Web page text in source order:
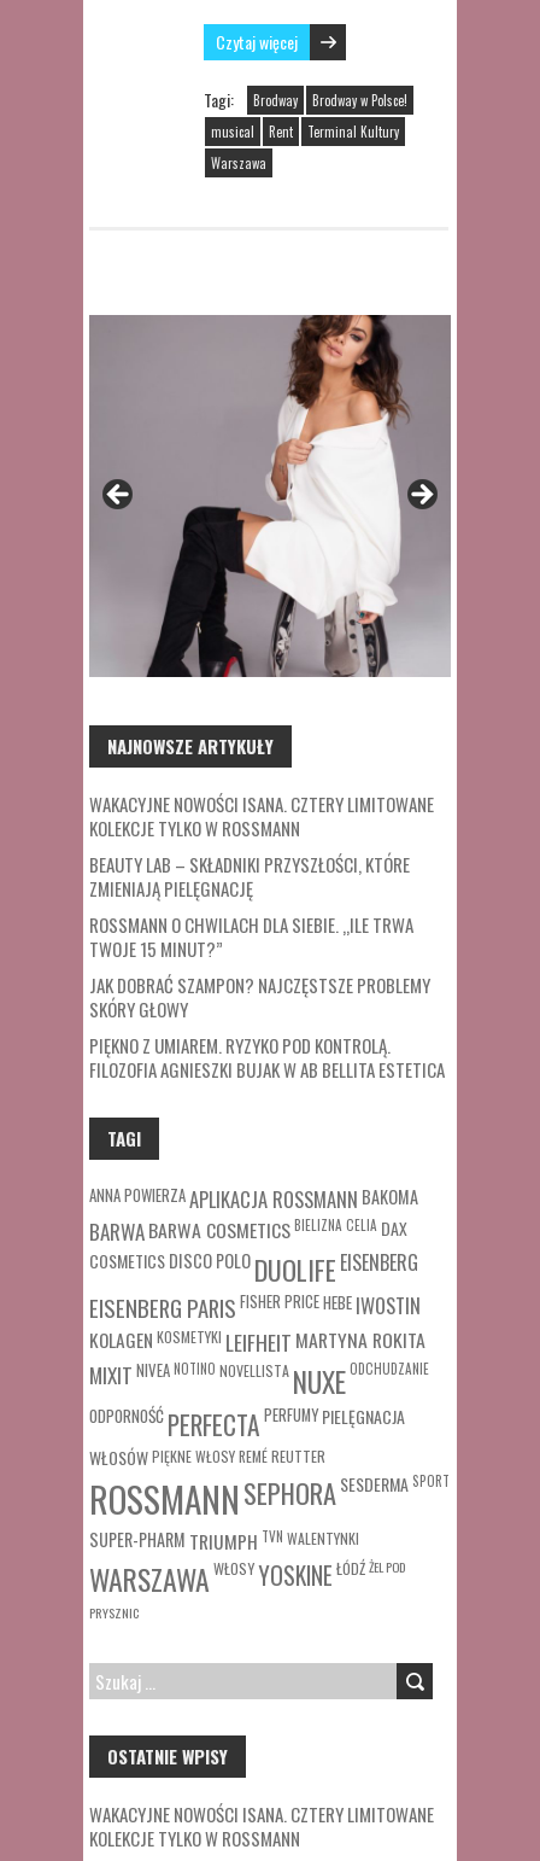
Czytaj więcej
Tagi: Brodway
Brodway w Polsce!
musical
Rent
Terminal Kultury
Warszawa
NAJNOWSZE ARTYKUŁY
WAKACYJNE NOWOŚCI ISANA. CZTERY LIMITOWANE
KOLEKCJE TYLKO W ROSSMANN
BEAUTY LAB – SKŁADNIKI PRZYSZŁOŚCI, KTÓRE
ZMIENIAJĄ PIELĘGNACJĘ
ROSSMANN O CHWILACH DLA SIEBIE. „ILE TRWA
TWOJE 15 MINUT?”
JAK DOBRAĆ SZAMPON? NAJCZĘSTSZE PROBLEMY
SKÓRY GŁOWY
PIĘKNO Z UMIAREM. RYZYKO POD KONTROLĄ.
FILOZOFIA AGNIESZKI BUJAK W AB BELLITA ESTETICA
TAGI
ANNA POWIERZAAPLIKACJA ROSSMANN BAKOMA
BARWABARWA COSMETICSBIELIZNA CELIA DAX
COSMETICSDISCO POLODUOLIFE EISENBERG
EISENBERG PARIS FISHER PRICEHEBE IWOSTIN
KOLAGEN KOSMETYKI LEIFHEIT MARTYNA ROKITA
MIXIT NIVEANOTINO NOVELLISTA NUXEODCHUDZANIE
ODPORNOŚĆ PERFECTA PERFUMY PIELĘGNACJA
WŁOSÓWPIĘKNE WŁOSYREMÉREUTTER
ROSSMANNSEPHORASESDERMA SPORT
SUPER-PHARM TRIUMPH TVN WALENTYNKI
WARSZAWA WŁOSYYOSKINE ŁÓDŹŻEL POD
PRYSZNIC
SZUKAJ:
OSTATNIE WPISY
WAKACYJNE NOWOŚCI ISANA. CZTERY LIMITOWANE
KOLEKCJE TYLKO W ROSSMANN